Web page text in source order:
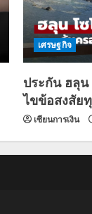
เศรษฐกิจ
ประกัน ฮลุน
ไขข้อสงสัย
เซียนการเงิน